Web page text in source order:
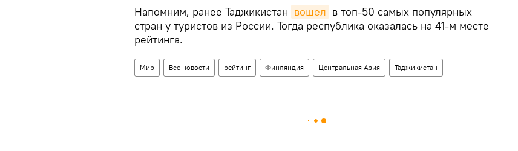
Напомним, ранее Таджикистан вошел в топ-50 самых популярных
стран у туристов из России. Тогда республика оказалась на 41-м месте
рейтинга.
Мир Все новости рейтинг Финляндия Центральная Азия Таджикистан